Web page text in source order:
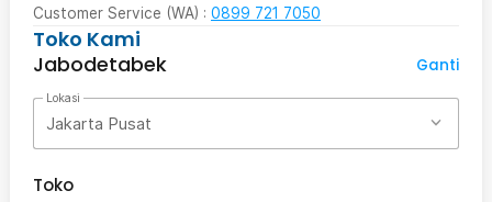
Customer Service (WA) : 0899 721 7050
Toko Kami
Jabodetabek
Ganti
Lokasi
Jakarta Pusat
Toko